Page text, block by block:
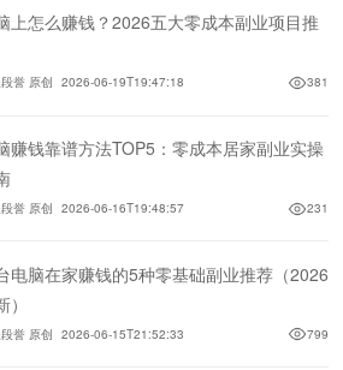
上怎么赚钱？2026五大零成本副业项目推
誉 原创 2026-06-19T19:47:18 381
赚钱靠谱方法TOP5：零成本居家副业实操
誉 原创 2026-06-16T19:48:57 231
电脑在家赚钱的5种零基础副业推荐（2026
誉 原创 2026-06-15T21:52:33 799